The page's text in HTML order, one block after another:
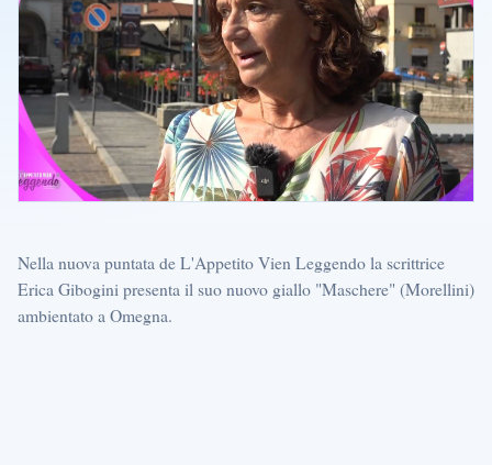
Nella nuova puntata de L'Appetito Vien Leggendo la scrittrice
Erica Gibogini presenta il suo nuovo giallo "Maschere" (Morellini)
ambientato a Omegna.